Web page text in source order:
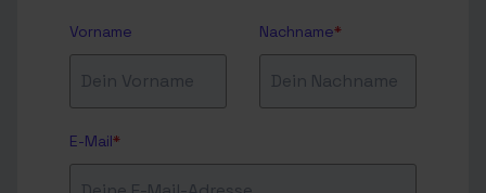
Vorname Nachname*
E-Mail*